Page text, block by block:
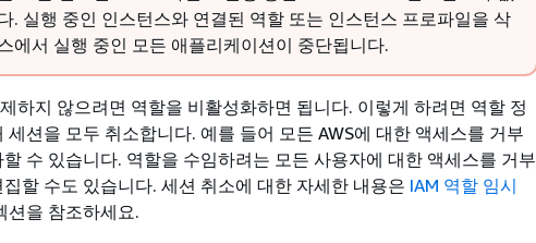
. 실행 중인 인스턴스와 연결된 역할 또는 인스턴스 프로파일을 삭
에서 실행 중인 모든 애플리케이션이 중단됩니다.
하지 않으려면 역할을 비활성화하면 됩니다. 이렇게 하려면 역할 정
세션을 모두 취소합니다. 예를 들어 모든 AWS에 대한 액세스를 거부
수 있습니다. 역할을 수임하려는 모든 사용자에 대한 액세스를 거부
할 수도 있습니다. 세션 취소에 대한 자세한 내용은 IAM 역할 임시
션을 참조하세요.